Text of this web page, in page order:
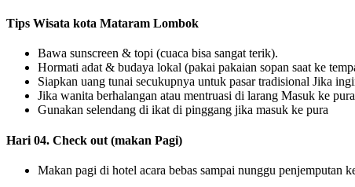
Tips Wisata kota Mataram Lombok
Bawa sunscreen & topi (cuaca bisa sangat terik).
Hormati adat & budaya lokal (pakai pakaian sopan saat ke
Siapkan uang tunai secukupnya untuk pasar tradisional Jika
Jika wanita berhalangan atau mentruasi di larang Masuk ke
Gunakan selendang di ikat di pinggang jika masuk ke pura
Hari 04. Check out (makan Pagi)
Makan pagi di hotel acara bebas sampai nunggu penjemputan